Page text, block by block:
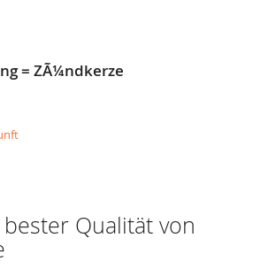
= ZÃ¼ndkerze
Qualität von